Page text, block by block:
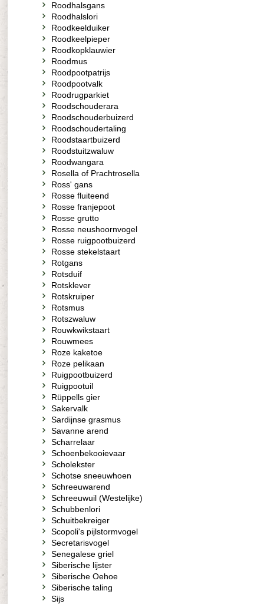
Roodhalsgans
Roodhalslori
Roodkeelduiker
Roodkeelpieper
Roodkopklauwier
Roodmus
Roodpootpatrijs
Roodpootvalk
Roodrugparkiet
Roodschouderara
Roodschouderbuizerd
Roodschoudertaling
Roodstaartbuizerd
Roodstuitzwaluw
Roodwangara
Rosella of Prachtrosella
Ross' gans
Rosse fluiteend
Rosse franjepoot
Rosse grutto
Rosse neushoornvogel
Rosse ruigpootbuizerd
Rosse stekelstaart
Rotgans
Rotsduif
Rotsklever
Rotskruiper
Rotsmus
Rotszwaluw
Rouwkwikstaart
Rouwmees
Roze kaketoe
Roze pelikaan
Ruigpootbuizerd
Ruigpootuil
Rüppells gier
Sakervalk
Sardijnse grasmus
Savanne arend
Scharrelaar
Schoenbekooievaar
Scholekster
Schotse sneeuwhoen
Schreeuwarend
Schreeuwuil (Westelijke)
Schubbenlori
Schuitbekreiger
Scopoli's pijlstormvogel
Secretarisvogel
Senegalese griel
Siberische lijster
Siberische Oehoe
Siberische taling
Sijs